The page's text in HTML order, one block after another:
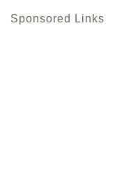
Sponsored Links